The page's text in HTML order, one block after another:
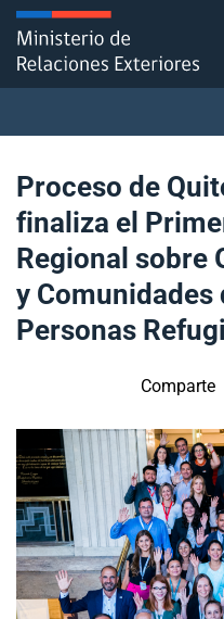
Click acá para ir
Ministerio
Política Exterior
Embajadas y consulados
Servicios ciudadanos
Subsecretaría de
Internacionales
Sala de prensa
modo claro
Proceso de
finaliza el
Regional sobre
y Comunidades
Personas
Comparte